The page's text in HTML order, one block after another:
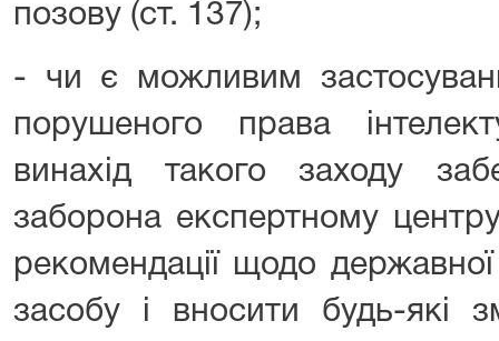
позову (ст. 137);
- чи є можливим
порушеного права
винахід такого заходу
заборона експертному
рекомендації щодо державної
засобу і вносити будь-які